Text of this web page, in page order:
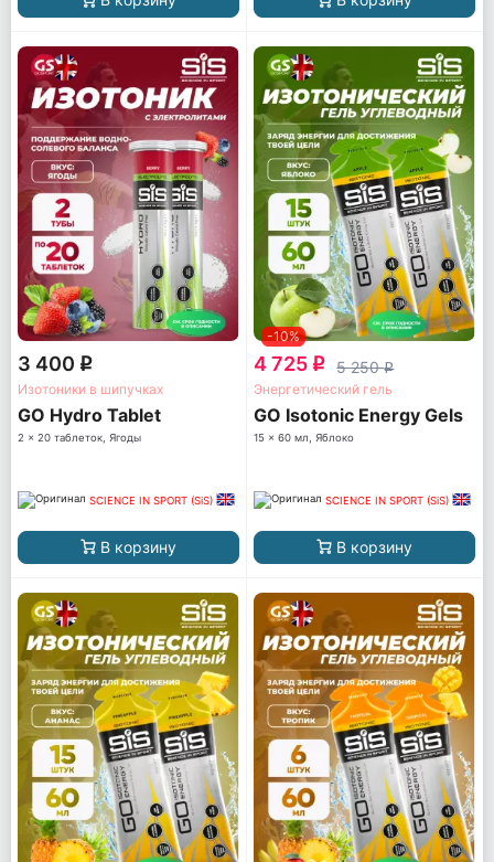
3 400 q
Изотоники в шипучках
GO Hydro Tablet
2 x 20 таблеток, Ягоды
SCIENCE IN SPORT (SiS)
В корзину
-10%
4 725 q 5 250q
Энергетический гель
GO Isotonic Energy Gels
15 x 60 мл, Яблоко
SCIENCE IN SPORT (SiS)
В корзину